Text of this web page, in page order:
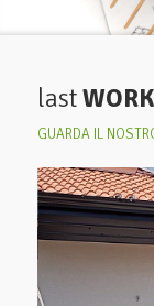
lastWORK
GUARDA IL